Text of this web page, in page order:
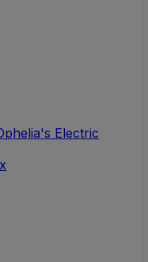
Electric